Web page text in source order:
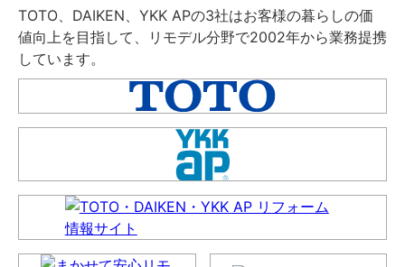
TOTO、DAIKEN、YKK APの3社はお客様の暮らしの価
値向上を目指して、リモデル分野で2002年から業務提携
しています。